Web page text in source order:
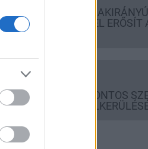
KECSKEMÉTEN IS SZAKIRÁNYÚ
ERŐSÍT
EGYETEM
Országos hírek
LAKOSSÁGRA IS FONTOS
SZÚNYOGINVÁZIÓ
hírek